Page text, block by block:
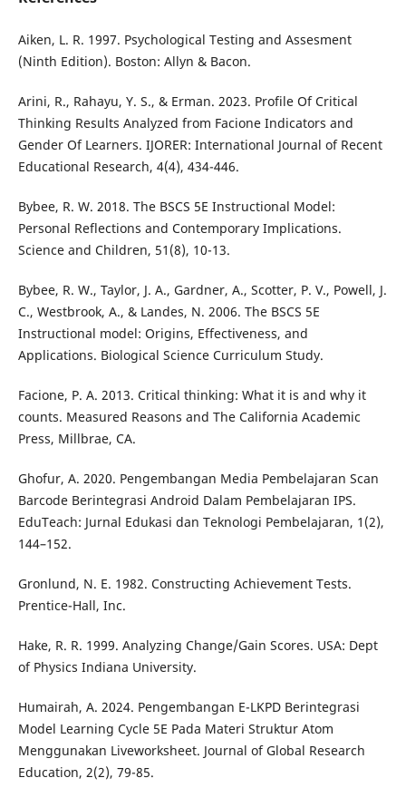
Aiken, L. R. 1997. Psychological Testing and Assesment
(Ninth Edition). Boston: Allyn & Bacon.
Arini, R., Rahayu, Y. S., & Erman. 2023. Profile Of Critical
Thinking Results Analyzed from Facione Indicators and
Gender Of Learners. IJORER: International Journal of Recent
Educational Research, 4(4), 434-446.
Bybee, R. W. 2018. The BSCS 5E Instructional Model:
Personal Reflections and Contemporary Implications.
Science and Children, 51(8), 10-13.
Bybee, R. W., Taylor, J. A., Gardner, A., Scotter, P. V., Powell, J.
C., Westbrook, A., & Landes, N. 2006. The BSCS 5E
Instructional model: Origins, Effectiveness, and
Applications. Biological Science Curriculum Study.
Facione, P. A. 2013. Critical thinking: What it is and why it
counts. Measured Reasons and The California Academic
Press, Millbrae, CA.
Ghofur, A. 2020. Pengembangan Media Pembelajaran Scan
Barcode Berintegrasi Android Dalam Pembelajaran IPS.
EduTeach: Jurnal Edukasi dan Teknologi Pembelajaran, 1(2),
144–152.
Gronlund, N. E. 1982. Constructing Achievement Tests.
Prentice-Hall, Inc.
Hake, R. R. 1999. Analyzing Change/Gain Scores. USA: Dept
of Physics Indiana University.
Humairah, A. 2024. Pengembangan E-LKPD Berintegrasi
Model Learning Cycle 5E Pada Materi Struktur Atom
Menggunakan Liveworksheet. Journal of Global Research
Education, 2(2), 79-85.